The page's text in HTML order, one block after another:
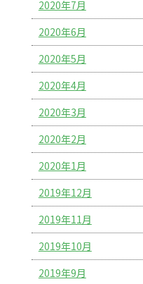
2020年7月
2020年6月
2020年5月
2020年4月
2020年3月
2020年2月
2020年1月
2019年12月
2019年11月
2019年10月
2019年9月